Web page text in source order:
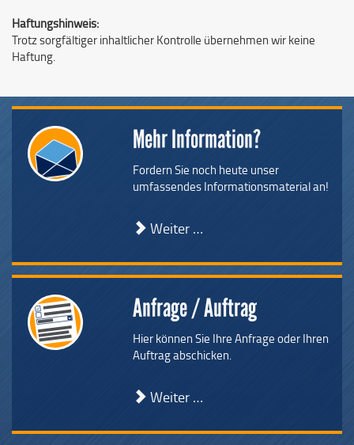
Haftungshinweis:
Trotz sorgfältiger inhaltlicher Kontrolle übernehmen wir keine
Haftung.
Mehr Information?
Fordern Sie noch heute unser
umfassendes Informationsmaterial an!
Weiter …
Anfrage / Auftrag
Hier können Sie Ihre Anfrage oder Ihren
Auftrag abschicken.
Weiter …